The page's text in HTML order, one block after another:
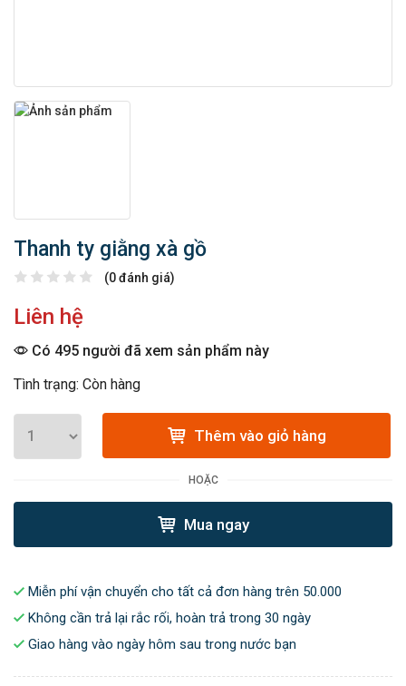
Thanh ty giằng xà gồ
(0 đánh giá)
Liên hệ
Có 495 người đã xem sản phẩm này
Tình trạng: Còn hàng
Thêm vào giỏ hàng
HOẶC
Mua ngay
Miễn phí vận chuyển cho tất cả đơn hàng trên 50.000
Không cần trả lại rắc rối, hoàn trả trong 30 ngày
Giao hàng vào ngày hôm sau trong nước bạn